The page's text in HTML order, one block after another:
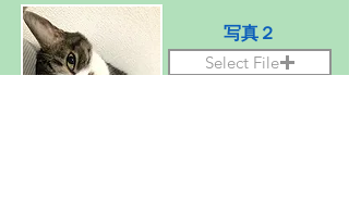
写真２
Select File